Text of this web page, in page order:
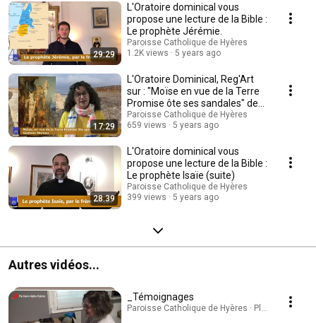
29:29
L'Oratoire dominical vous
propose une lecture de la Bible :
Le prophète Jérémie.
Paroisse Catholique de Hyères
1.2K views
5 years ago
17:29
L'Oratoire Dominical, Reg'Art
sur : "Moïse en vue de la Terre
Promise ôte ses sandales" de
G.Moreau
Paroisse Catholique de Hyères
659 views
5 years ago
28:39
L'Oratoire dominical vous
propose une lecture de la Bible :
Le prophète Isaïe (suite)
Paroisse Catholique de Hyères
399 views
5 years ago
Autres vidéos...
_Témoignages
Paroisse Catholique de Hyères · Playlist